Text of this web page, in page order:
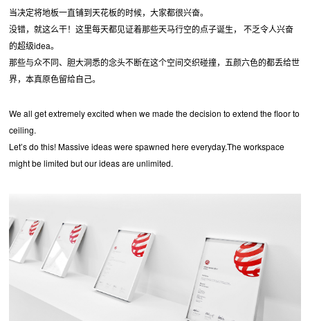
当决定将地板一直铺到天花板的时候，大家都很兴奋。
没错，就这么干！这里每天都见证着那些天马行空的点子诞生， 不乏令人兴奋
的超级idea。
那些与众不同、胆大洞悉的念头不断在这个空间交织碰撞，五颜六色的都丢给世
界，本真原色留给自己。
We all get extremely excited when we made the decision to extend the floor to
ceiling.
Let’s do this! Massive ideas were spawned here everyday.The workspace
might be limited but our ideas are unlimited.